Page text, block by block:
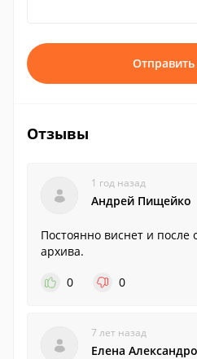
Отзывы
1 год назад
Андрей Пищейко
Постоянно виснет и после
архива.
0
0
7 лет назад
Елена